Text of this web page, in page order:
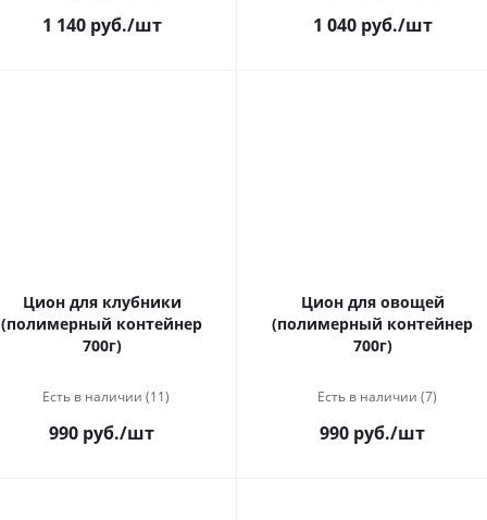
1 140 руб./шт 1 040 руб./шт
Цион для клубники
(полимерный контейнер
700г)
Есть в наличии (11)
990 руб./шт
Цион для овощей
(полимерный контейнер
700г)
Есть в наличии (7)
990 руб./шт